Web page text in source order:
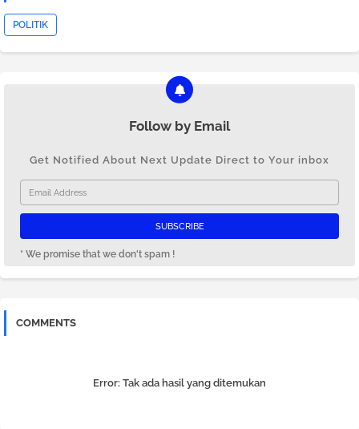
POLITIK
Follow by Email
Get Notified About Next Update Direct to Your inbox
* We promise that we don't spam !
COMMENTS
Error: Tak ada hasil yang ditemukan